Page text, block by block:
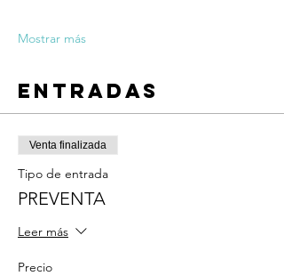
Mostrar más
Entradas
Venta finalizada
Tipo de entrada
PREVENTA
Leer más
Precio